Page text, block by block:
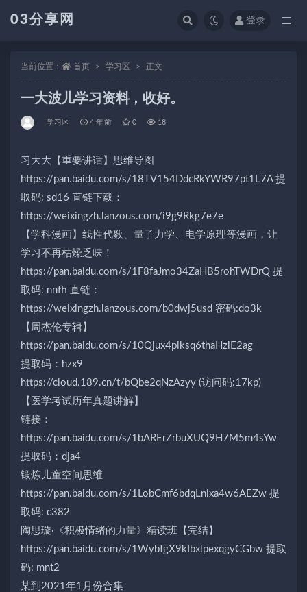
03分享网 登录
当前位置： 首页 学习区 正文
一大波儿学习资料，收好。
学习区 4 年前 0 18
习大大【重要讲话】思维导图
https://pan.baidu.com/s/18TV154DdcRkYWR97pt1L7A 提
取码: sd16 直链下载：
https://weixingzh.lanzous.com/i9g9Rkg7e7e
【学科漫画】线性代数、量子力学、电学原理等漫画，让
学习不再枯燥乏味！
https://pan.baidu.com/s/1F8faJmo34ZaHB5rohTWDrQ 提
取码: nnfh 直链：
https://weixingzh.lanzous.com/b0dwj5usd 密码:do3k
【周杰伦专辑】
https://pan.baidu.com/s/10Qjux4plksq6thaHziE2ag
提取码：hzx9
https://cloud.189.cn/t/bQbe2qNzAzyy (访问码:17kp)
【医学考试历年真题讲解】
链接：
https://pan.baidu.com/s/1bARErZrbuXUQ9H7M5m4sYw
提取码：dja4
锻炼儿童空间思维
https://pan.baidu.com/s/1LobCmf6bdqLnixa4w6AEZw 提
取码: c382
陶思璇·《积极情绪的力量》精读班【完结】
https://pan.baidu.com/s/1WybTgX9kIbxlpexqgyCGbw 提取
码: mnt2
某到2021年1月份合集